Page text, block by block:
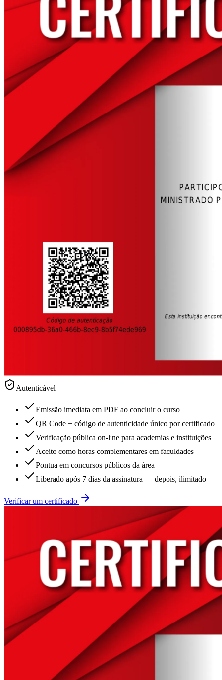
Autenticável
Emissão imediata em PDF ao concluir o curso
QR Code + código de autenticidade único por certificado
Verificação pública on-line para academias e instituições
Aceito como horas complementares em faculdades
Pontua em concursos públicos da área
Liberado após 7 dias da assinatura — depois, ilimitado
Verificar um certificado